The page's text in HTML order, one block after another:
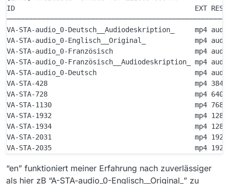
ID                                            EXT RESOLUTION
VA-STA-audio_0-Deutsch__Audiodeskription_
VA-STA-audio_0-Englisch__Original_
VA-STA-audio_0-Französisch                    mp4
VA-STA-audio_0-Französisch__Audiodeskription_
VA-STA-audio_0-Deutsch                        mp4
VA-STA-428                                    mp4 384x216
VA-STA-728                                    mp4 640x360
VA-STA-1130                                   mp4 768x432
VA-STA-1932                                   mp4 1280x720
VA-STA-1934                                   mp4 1280x720
VA-STA-2031                                   mp4
“en” funktioniert meiner Erfahrung nach zuverlässiger
als hier zB “A-STA-audio_0-Englisch__Original_” zu